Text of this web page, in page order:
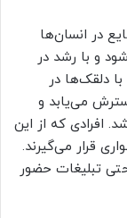
در انسان‌ها
و با رشد در
دلقک‌ها در
می‌یابد و
افرادی که از این
قرار می‌گیرند.
تبلیغات حضور